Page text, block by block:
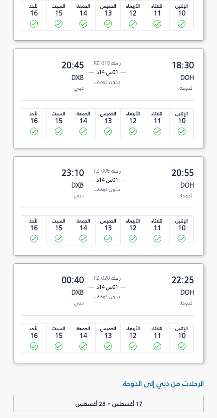
الإثنين
10
الثلاثاء
11
الأربعاء
12
الخميس
13
الجمعة
14
السبت
15
الأحد
16
18:30
DOH
الدوحة
رحلة FZ 010
01س 14د
بدون توقف
20:45
DXB
دبي
الإثنين
10
الثلاثاء
11
الأربعاء
12
الخميس
13
الجمعة
14
السبت
15
الأحد
16
20:55
DOH
الدوحة
رحلة FZ 006
01س 14د
بدون توقف
23:10
DXB
دبي
الإثنين
10
الثلاثاء
11
الأربعاء
12
الخميس
13
الجمعة
14
السبت
15
الأحد
16
22:25
DOH
الدوحة
رحلة FZ 020
01س 14د
بدون توقف
00:40
DXB
دبي
الإثنين
10
الثلاثاء
11
الأربعاء
12
الخميس
13
الجمعة
14
السبت
15
الأحد
16
الرحلات من دبي إلى الدوحة
17 أغسطس -23 أغسطس